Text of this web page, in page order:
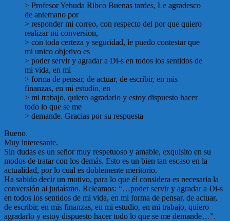
> Profesor Yehuda Ribco Buenas tardes, Le agradesco
de antemano por
> responder mi correo, con respecto del por que quiero
realizar mi conversion,
> con toda certeza y seguridad, le puedo contestar que
mi unico objetivo es
> poder servir y agradar a Di-s en todos los sentidos de
mi vida, en mi
> forma de pensar, de actuar, de escribir, en mis
finanzas, en mi estudio, en
> mi trabajo, quiero agradarlo y estoy dispuesto hacer
todo lo que se me
> demande. Gracias por su respuesta
Bueno.
Muy interesante.
Sin dudas es un señor muy respetuoso y amable, exquisito en su
modos de tratar con los demás. Esto es un bien tan escaso en la
actualidad, por lo cual es doblemente meritorio.
Ha sabido decir un motivo, para lo que él considera es necesaria la
conversión al judaísmo. Releamos: “…poder servir y agradar a Di-s
en todos los sentidos de mi vida, en mi forma de pensar, de actuar,
de escribir, en mis finanzas, en mi estudio, en mi trabajo, quiero
agradarlo y estoy dispuesto hacer todo lo que se me demande…”.